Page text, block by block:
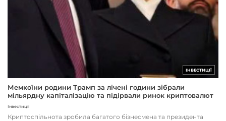
ІНВЕСТИЦІЇ
Мемкоїни родини Трамп за лічені години зібрали
мільярдну капіталізацію та підірвали ринок криптовалют
Інвестиції
Криптоспільнота зробила багатого бізнесмена та президента